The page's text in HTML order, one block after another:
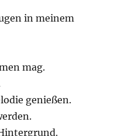
in meinem
mag.
genießen.